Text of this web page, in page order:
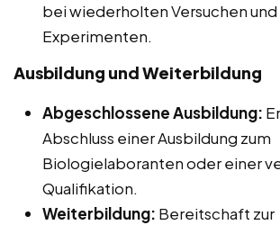
bei wiederholten Versuchen
Experimenten.
Ausbildung und Weiterbildung
Abgeschlossene Ausbildung:
Abschluss einer Ausbildung zum
Biologielaboranten oder einer
Qualifikation.
Weiterbildung: Bereitschaft zur